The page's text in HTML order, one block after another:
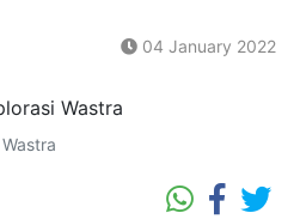
04 January 2022